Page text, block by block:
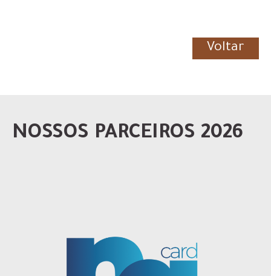
Voltar
NOSSOS PARCEIROS 2026